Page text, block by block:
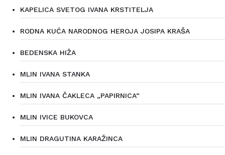
KAPELICA SVETOG IVANA KRSTITELJA
RODNA KUĆA NARODNOG HEROJA JOSIPA KRAŠA
BEDENSKA HIŽA
MLIN IVANA STANKA
MLIN IVANA ČAKLECA „PAPIRNICA“
MLIN IVICE BUKOVCA
MLIN DRAGUTINA KARAŽINCA